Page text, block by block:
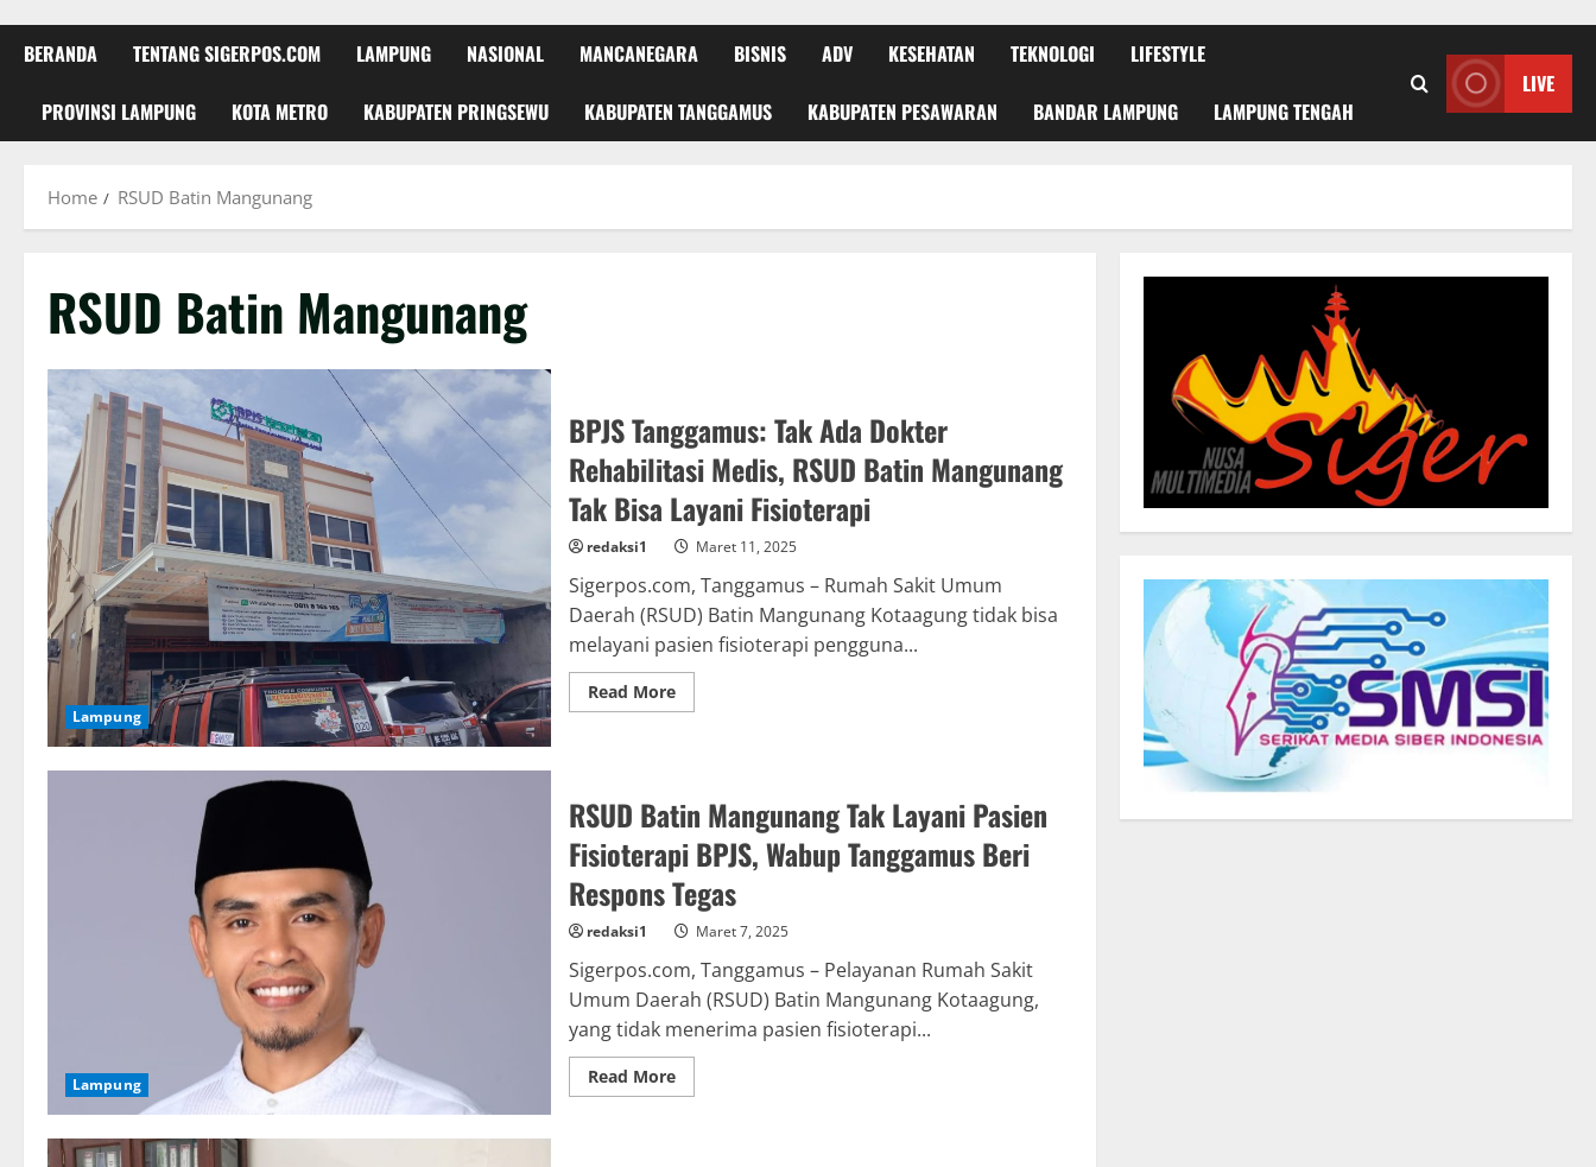
BERANDA TENTANG SIGERPOS.COM LAMPUNG NASIONAL MANCANEGARA BISNIS ADV KESEHATAN TEKNOLOGI LIFESTYLE
PROVINSI LAMPUNG KOTA METRO KABUPATEN PRINGSEWU KABUPATEN TANGGAMUS KABUPATEN PESAWARAN BANDAR LAMPUNG LAMPUNG TENGAH
LIVE
Home RSUD Batin Mangunang
RSUD Batin Mangunang
Lampung
BPJS Tanggamus: Tak Ada Dokter
Rehabilitasi Medis, RSUD Batin Mangunang
Tak Bisa Layani Fisioterapi
redaksi1 Maret 11, 2025
Sigerpos.com, Tanggamus – Rumah Sakit Umum
Daerah (RSUD) Batin Mangunang Kotaagung tidak bisa
melayani pasien fisioterapi pengguna...
Read MoreRead
more
Dokter
Rehabilitasi
Medis,
RSUD
Batin
Mangunang
Tak
Bisa
Layani
Lampung
RSUD Batin Mangunang Tak Layani Pasien
Fisioterapi BPJS, Wabup Tanggamus Beri
Respons Tegas
redaksi1 Maret 7, 2025
Sigerpos.com, Tanggamus – Pelayanan Rumah Sakit
Umum Daerah (RSUD) Batin Mangunang Kotaagung,
yang tidak menerima pasien fisioterapi...
Read MoreRead
more